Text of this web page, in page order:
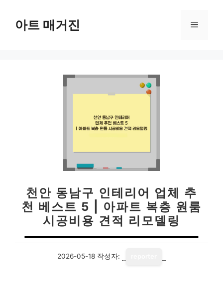
아트 매거진 메
천안 동남구 인테리어 업체 추
천 베스트 5 | 아파트 복층 원룸
시공비용 견적 리모델링
2026-05-18 작성자: